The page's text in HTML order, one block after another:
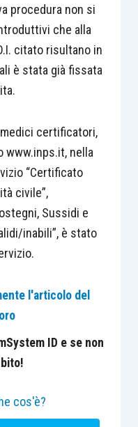
procedura non si
che alla
citato risultano in
è stata già fissata
certificatori,
www.inps.it, nella
“Certificato
civile”,
Sussidi e
inabili”, è stato
l'articolo del
ID e se non
cos'è?